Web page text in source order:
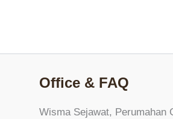
Office & FAQ
Wisma Sejawat, Perumahan